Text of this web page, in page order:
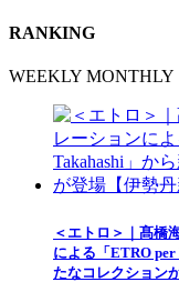
RANKING
WEEKLY MONTHLY
＜エトロ＞｜髙橋
による「ETRO
たなコレクション